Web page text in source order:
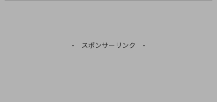
- スポンサーリンク -